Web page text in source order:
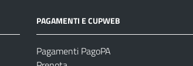
PAGAMENTI E CUPWEB
Pagamenti PagoPA